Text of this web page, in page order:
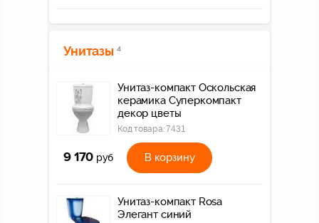
Унитазы 4
Унитаз-компакт Оскольская
керамика Суперкомпакт
декор цветы
Код товара:7431
9 170 руб В корзину
Унитаз-компакт Rosa
Элегант синий